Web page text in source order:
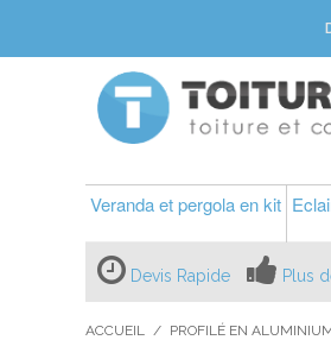
Veranda et pergola en kit
Devis Rapide Plus
ACCUEIL / PROFILÉ EN